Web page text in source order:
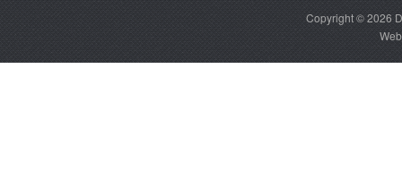
Copyright © 2026